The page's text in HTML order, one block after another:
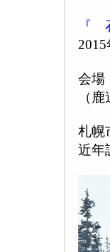
『
会場
（
札幌
近年